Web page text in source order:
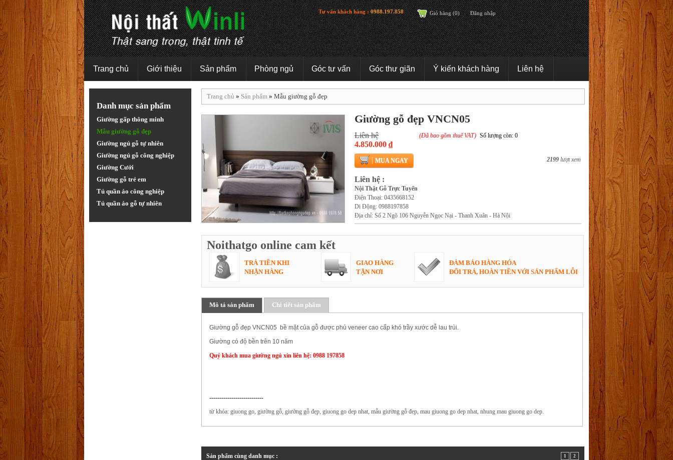
Tư vấn khách hàng :0988.197.858 Giỏ hàng (0) Đăng nhập
Trang chủ Giới thiệu Sản phẩm Phòng ngủ Góc tư vấn Góc thư giãn Ý kiến khách hàng Liên hệ
Danh mục sản phẩm
Giường gấp thông minh
Mẫu giường gỗ đẹp
Giường ngủ gỗ tự nhiên
Giường ngủ gỗ công nghiệp
Giường Cưới
Giường gỗ trẻ em
Tủ quần áo công nghiệp
Tủ quần áo gỗ tự nhiên
Trang chủ » Sản phẩm » Mẫu giường gỗ đẹp
Giường gỗ đẹp VNCN05
Liên hệ
4.850.000 ₫
(Đã bao gồm thuế VAT) Số lượng còn: 0
MUA NGAY 2199 lượt xem
Liên hệ :
Nội Thật Gỗ Trực Tuyến
Điện Thoại: 0435668152
Di Động: 0988197858
Địa chỉ: Số 2 Ngõ 106 Nguyễn Ngọc Nại - Thanh Xuân - Hà Nội
Noithatgo online cam kết
TRẢ TIỀN KHI
NHẬN HÀNG
GIAO HÀNG
TẬN NƠI
ĐẢM BẢO HÀNG HÓA
ĐỔI TRẢ, HOÀN TIỀN VỚI SẢN PHẨM LỖI
Mô tả sản phẩm Chi tiết sản phẩm
Giường gỗ đẹp VNCN05 bề mặt của gỗ được phủ veneer cao cấp khó trầy xước dễ lau trùi.
Giường có độ bền trên 10 năm
Quý khách mua giường ngủ xin liên hệ: 0988 197858
---------------------------
từ khóa: giuong go, giường gỗ, giường gỗ đẹp, giuong go dep nhat, mẫu giường gỗ đẹp, mau giuong go dep nhat, nhung mau giuong go dep.
Sản phẩm cùng danh mục : 1 2